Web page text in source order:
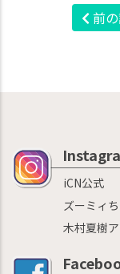
前
iCN公式
ズーミィ
木村夏樹